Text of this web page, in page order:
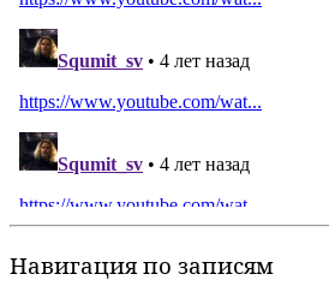
Навигация по записям